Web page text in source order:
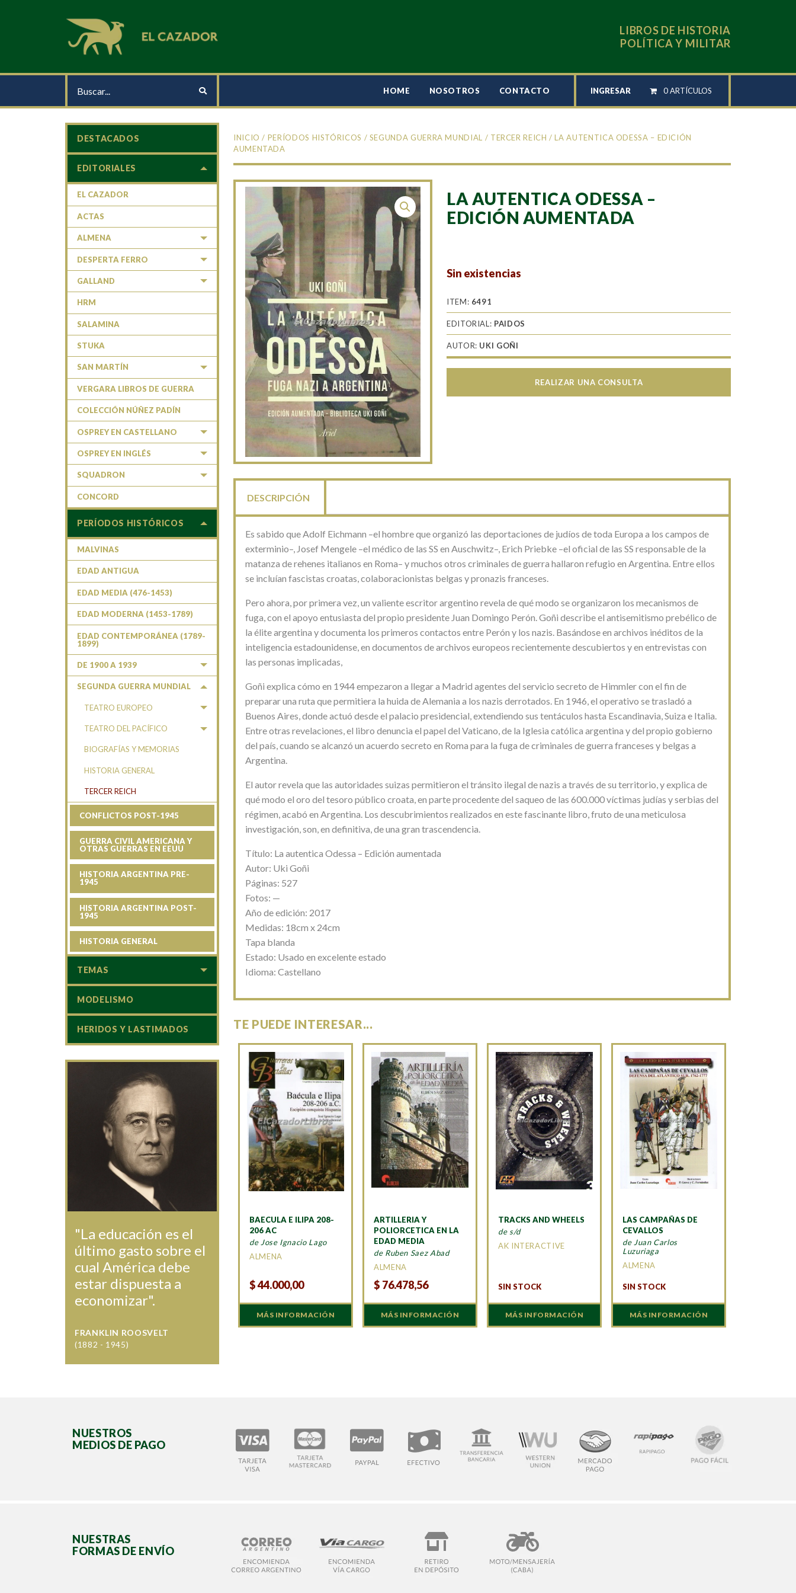
LIBROS DE HISTORIA
POLÍTICA Y MILITAR
HOME NOSOTROS CONTACTO INGRESAR 0 ARTÍCULOS
INICIO / PERÍODOS HISTÓRICOS / SEGUNDA GUERRA MUNDIAL / TERCER REICH / LA AUTENTICA ODESSA – EDICIÓN
AUMENTADA
LA AUTENTICA ODESSA –
EDICIÓN AUMENTADA
Sin existencias
ITEM: 6491
EDITORIAL: PAIDOS
AUTOR: UKI GOÑI
REALIZAR UNA CONSULTA
DESCRIPCIÓN
Es sabido que Adolf Eichmann –el hombre que organizó las deportaciones de judíos de toda Europa a los campos de
exterminio–, Josef Mengele –el médico de las SS en Auschwitz–, Erich Priebke –el oficial de las SS responsable de la
matanza de rehenes italianos en Roma– y muchos otros criminales de guerra hallaron refugio en Argentina. Entre ellos
se incluían fascistas croatas, colaboracionistas belgas y pronazis franceses.
Pero ahora, por primera vez, un valiente escritor argentino revela de qué modo se organizaron los mecanismos de
fuga, con el apoyo entusiasta del propio presidente Juan Domingo Perón. Goñi describe el antisemitismo prebélico de
la élite argentina y documenta los primeros contactos entre Perón y los nazis. Basándose en archivos inéditos de la
inteligencia estadounidense, en documentos de archivos europeos recientemente descubiertos y en entrevistas con
las personas implicadas,
Goñi explica cómo en 1944 empezaron a llegar a Madrid agentes del servicio secreto de Himmler con el fin de
preparar una ruta que permitiera la huida de Alemania a los nazis derrotados. En 1946, el operativo se trasladó a
Buenos Aires, donde actuó desde el palacio presidencial, extendiendo sus tentáculos hasta Escandinavia, Suiza e Italia.
Entre otras revelaciones, el libro denuncia el papel del Vaticano, de la Iglesia católica argentina y del propio gobierno
del país, cuando se alcanzó un acuerdo secreto en Roma para la fuga de criminales de guerra franceses y belgas a
Argentina.
El autor revela que las autoridades suizas permitieron el tránsito ilegal de nazis a través de su territorio, y explica de
qué modo el oro del tesoro público croata, en parte procedente del saqueo de las 600.000 víctimas judías y serbias del
régimen, acabó en Argentina. Los descubrimientos realizados en este fascinante libro, fruto de una meticulosa
investigación, son, en definitiva, de una gran trascendencia.
Título: La autentica Odessa – Edición aumentada
Autor: Uki Goñi
Páginas: 527
Fotos: —
Año de edición: 2017
Medidas: 18cm x 24cm
Tapa blanda
Estado: Usado en excelente estado
Idioma: Castellano
TE PUEDE INTERESAR...
BAECULA E ILIPA 208-
206 AC
de Jose Ignacio Lago
ALMENA
$44.000,00
MÁS INFORMACIÓN
ARTILLERIA Y
POLIORCETICA EN LA
EDAD MEDIA
de Ruben Saez Abad
ALMENA
$ 76.478,56
MÁS INFORMACIÓN
TRACKS AND WHEELS
de s/d
AK INTERACTIVE
SIN STOCK
MÁS INFORMACIÓN
LAS CAMPAÑAS DE
CEVALLOS
de Juan Carlos
Luzuriaga
ALMENA
SIN STOCK
MÁS INFORMACIÓN
DESTACADOS
EDITORIALES
EL CAZADOR
ACTAS
ALMENA
DESPERTA FERRO
GALLAND
HRM
SALAMINA
STUKA
SAN MARTÍN
VERGARA LIBROS DE GUERRA
COLECCIÓN NÚÑEZ PADÍN
OSPREY EN CASTELLANO
OSPREY EN INGLÉS
SQUADRON
CONCORD
PERÍODOS HISTÓRICOS
MALVINAS
EDAD ANTIGUA
EDAD MEDIA (476-1453)
EDAD MODERNA (1453-1789)
EDAD CONTEMPORÁNEA (1789-
1899)
DE 1900 A 1939
SEGUNDA GUERRA MUNDIAL
TEATRO EUROPEO
TEATRO DEL PACÍFICO
BIOGRAFÍAS Y MEMORIAS
HISTORIA GENERAL
TERCER REICH
CONFLICTOS POST-1945
GUERRA CIVIL AMERICANA Y
OTRAS GUERRAS EN EEUU
HISTORIA ARGENTINA PRE-
1945
HISTORIA ARGENTINA POST-
1945
HISTORIA GENERAL
TEMAS
MODELISMO
HERIDOS Y LASTIMADOS
"La educación es el
último gasto sobre el
cual América debe
estar dispuesta a
economizar".
FRANKLIN ROOSVELT
(1882 - 1945)
NUESTROS
MEDIOS DE PAGO
NUESTRAS
FORMAS DE ENVÍO